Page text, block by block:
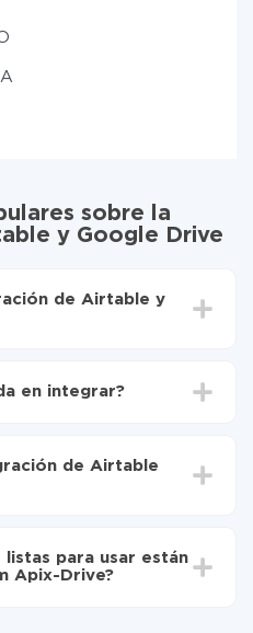
sobre la
y Google Drive
de Airtable y
de Airtable a Google Drive
en integrar?
En promedio, la
y 15 minutos.
de Airtable
la cantidad de datos que
uno de sus sistemas a otro
listas para usar están
Apix-Drive?